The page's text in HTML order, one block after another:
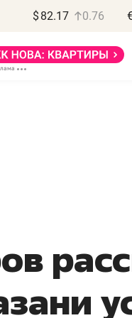
$ 82.17 0.76
бизнес может
минимум